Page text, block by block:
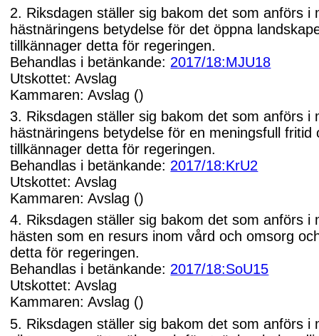
2. Riksdagen ställer sig bakom det som anförs i
hästnäringens betydelse för det öppna
tillkännager detta för regeringen.
Behandlas i betänkande: 2017/18:MJU18
Utskottet: Avslag
Kammaren: Avslag ()
3. Riksdagen ställer sig bakom det som anförs i
hästnäringens betydelse för en meningsfull fritid
tillkännager detta för regeringen.
Behandlas i betänkande: 2017/18:KrU2
Utskottet: Avslag
Kammaren: Avslag ()
4. Riksdagen ställer sig bakom det som anförs i
hästen som en resurs inom vård och omsorg
detta för regeringen.
Behandlas i betänkande: 2017/18:SoU15
Utskottet: Avslag
Kammaren: Avslag ()
5. Riksdagen ställer sig bakom det som anförs i